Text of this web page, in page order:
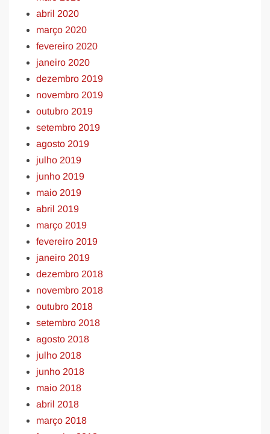
abril 2020
março 2020
fevereiro 2020
janeiro 2020
dezembro 2019
novembro 2019
outubro 2019
setembro 2019
agosto 2019
julho 2019
junho 2019
maio 2019
abril 2019
março 2019
fevereiro 2019
janeiro 2019
dezembro 2018
novembro 2018
outubro 2018
setembro 2018
agosto 2018
julho 2018
junho 2018
maio 2018
abril 2018
março 2018